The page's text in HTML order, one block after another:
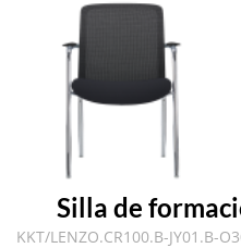
Silla de
KKT/LENZO.CR100.B-JY01.B-